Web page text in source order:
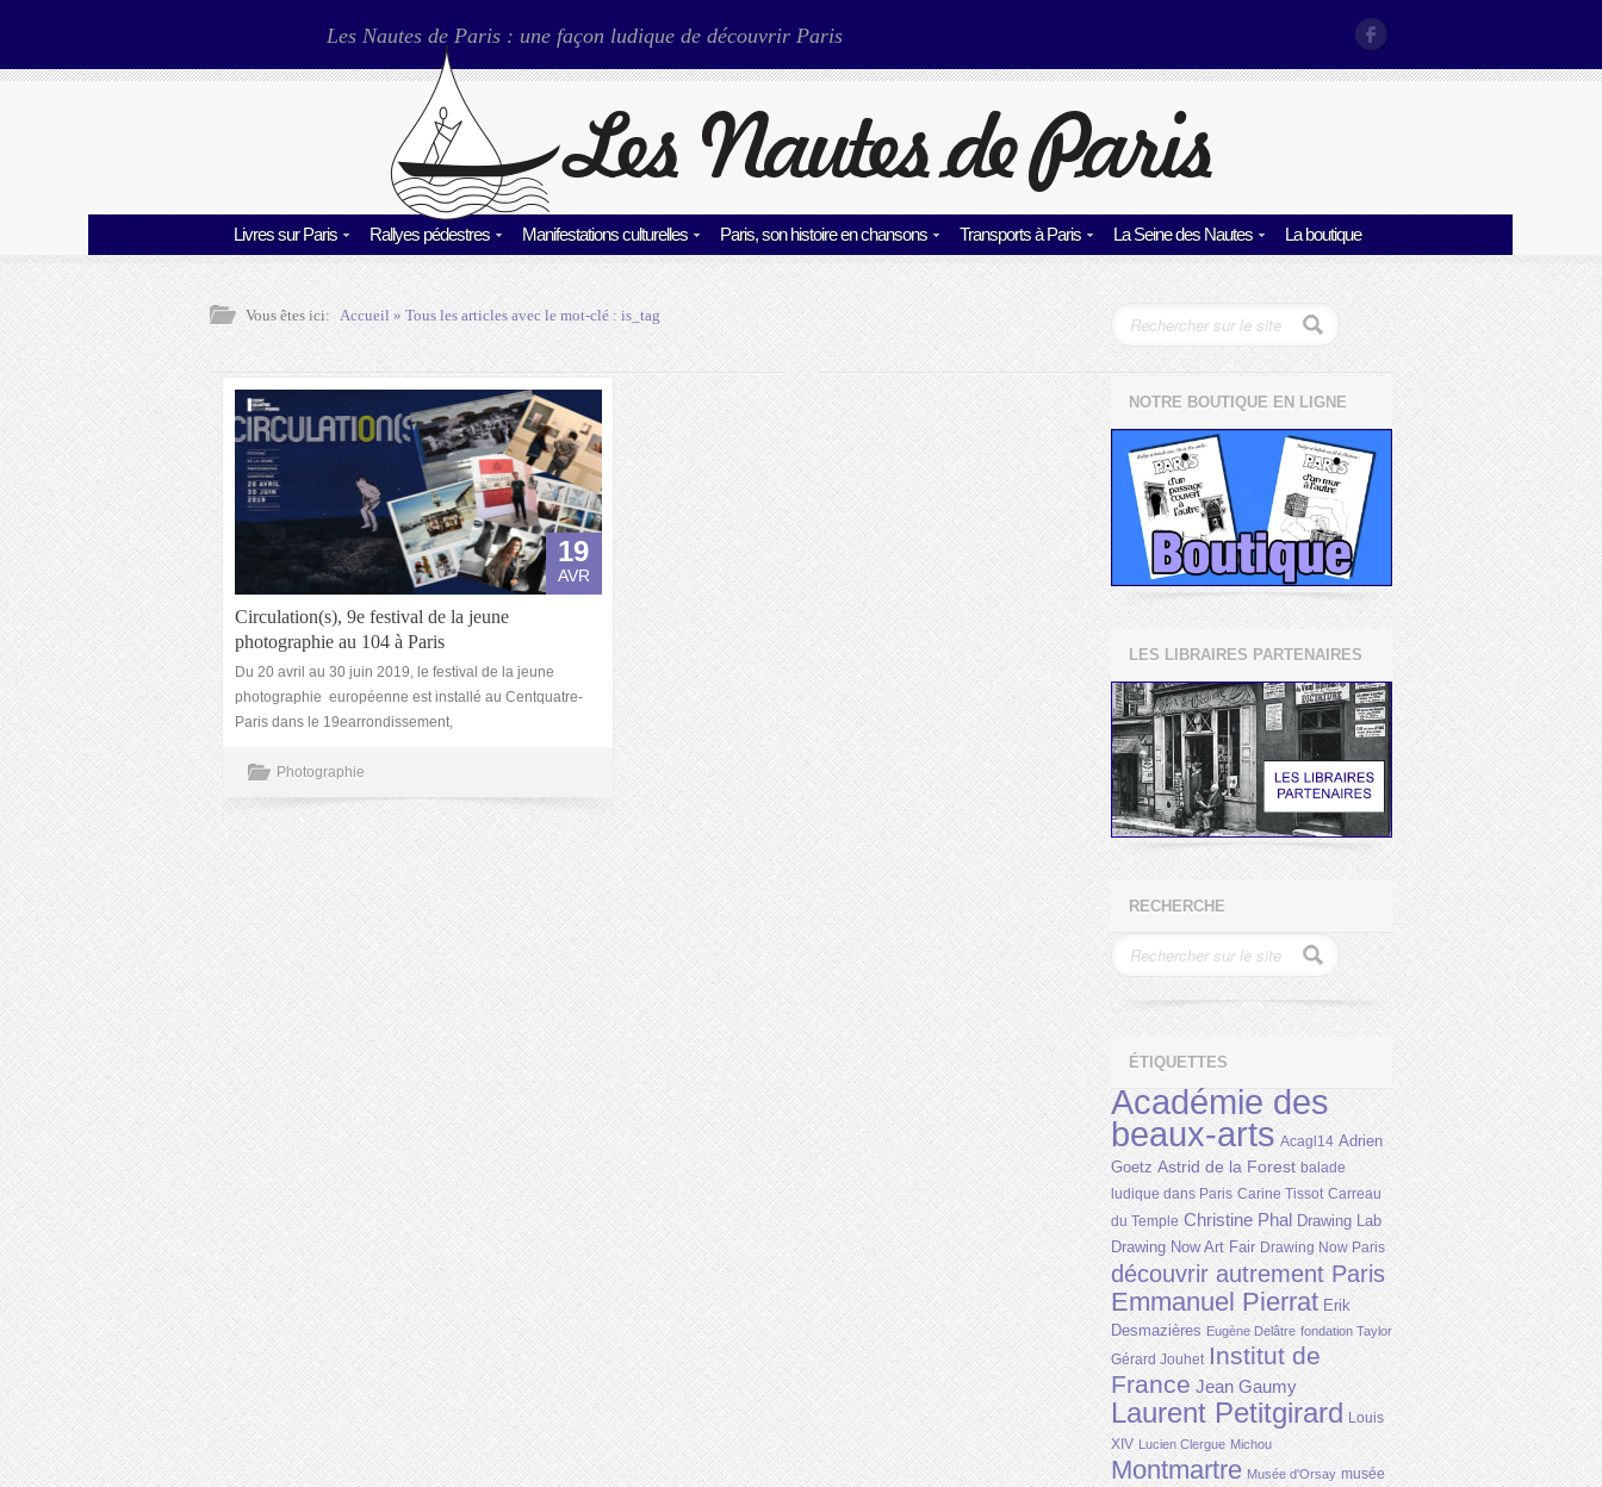
Les Nautes de Paris : une façon ludique de découvrir Paris
Livres sur Paris Rallyes pédestres Manifestations culturelles Paris, son histoire en chansons Transports à Paris La Seine des Nautes La boutique
Vous êtes ici: Accueil» Tous les articles avec le mot-clé :is_tag
19
AVR
Circulation(s), 9e festival de la jeune
photographie au 104 à Paris
Du 20 avril au 30 juin 2019, le festival de la jeune
photographie européenne est installé au Centquatre-
Paris dans le 19earrondissement,
Photographie
NOTRE BOUTIQUE EN LIGNE
LES LIBRAIRES PARTENAIRES
RECHERCHE
ÉTIQUETTES
Académie des
beaux-arts Acagl14 Adrien
Goetz Astrid de la Forest balade
ludique dans Paris Carine Tissot Carreau
du Temple Christine Phal Drawing Lab
Drawing Now Art Fair Drawing Now Paris
découvrir autrement Paris
Emmanuel Pierrat Erik
Desmazières Eugène Delâtre fondation Taylor
Gérard Jouhet Institut de
France Jean Gaumy
Laurent Petitgirard Louis
XIV Lucien Clergue Michou
Montmartre Musée d'Orsay musée